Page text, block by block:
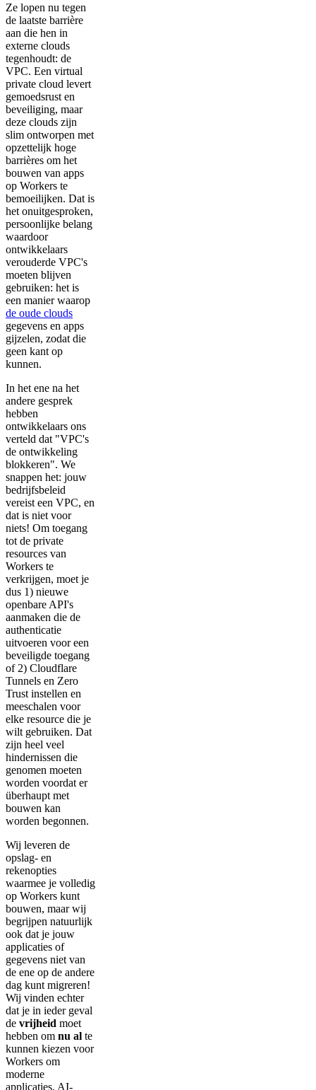
Ze lopen nu tegen
de laatste barrière
aan die hen in
externe clouds
tegenhoudt: de
VPC. Een virtual
private cloud levert
gemoedsrust en
beveiliging, maar
deze clouds zijn
slim ontworpen met
opzettelijk hoge
barrières om het
bouwen van apps
op Workers te
bemoeilijken. Dat is
het onuitgesproken,
persoonlijke belang
waardoor
ontwikkelaars
verouderde VPC's
moeten blijven
gebruiken: het is
een manier waarop
de oude clouds
gegevens en apps
gijzelen, zodat die
geen kant op
kunnen.
In het ene na het
andere gesprek
hebben
ontwikkelaars ons
verteld dat "VPC's
de ontwikkeling
blokkeren". We
snappen het: jouw
bedrijfsbeleid
vereist een VPC, en
dat is niet voor
niets! Om toegang
tot de private
resources van
Workers te
verkrijgen, moet je
dus 1) nieuwe
openbare API's
aanmaken die de
authenticatie
uitvoeren voor een
beveiligde toegang
of 2) Cloudflare
Tunnels en Zero
Trust instellen en
meeschalen voor
elke resource die je
wilt gebruiken. Dat
zijn heel veel
hindernissen die
genomen moeten
worden voordat er
überhaupt met
bouwen kan
worden begonnen.
Wij leveren de
opslag- en
rekenopties
waarmee je volledig
op Workers kunt
bouwen, maar wij
begrijpen natuurlijk
ook dat je jouw
applicaties of
gegevens niet van
de ene op de andere
dag kunt migreren!
Wij vinden echter
dat je in ieder geval
de vrijheid moet
hebben om nu al te
kunnen kiezen voor
Workers om
moderne
applicaties, AI-